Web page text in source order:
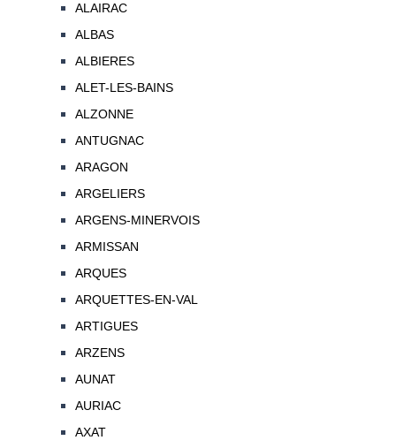
ALAIRAC
ALBAS
ALBIERES
ALET-LES-BAINS
ALZONNE
ANTUGNAC
ARAGON
ARGELIERS
ARGENS-MINERVOIS
ARMISSAN
ARQUES
ARQUETTES-EN-VAL
ARTIGUES
ARZENS
AUNAT
AURIAC
AXAT